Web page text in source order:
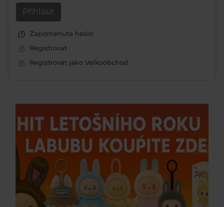
Přihlásit
Zapomenuté heslo
Registrovat
Registrovat jako Velkoobchod